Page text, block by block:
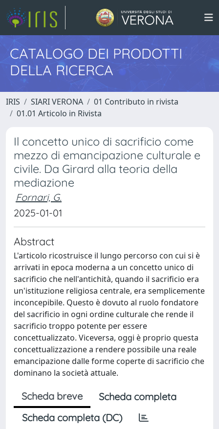
CATALOGO DEI PRODOTTI
DELLA RICERCA
IRIS SIARI VERONA
01 Contributo in rivista
01.01 Articolo in Rivista
Il concetto unico di sacrificio come
mezzo di emancipazione culturale e
civile. Da Girard alla teoria della
mediazione
Fornari, G.
2025-01-01
Abstract
L'articolo ricostruisce il lungo percorso con cui si è
arrivati in epoca moderna a un concetto unico di
sacrificio che nell'antichità, quando il sacrificio era
un'istituzione religiosa centrale, era semplicemente
inconcepibile. Questo è dovuto al ruolo fondatore
del sacrificio in ogni ordine culturale che rende il
sacrificio troppo potente per essere
concettualizzato. Viceversa, oggi è proprio questa
concettualizzazione a rendere possibile una reale
emancipazione dalle forme coperte di sacrificio che
dominano la società attuale.
Scheda breve
Scheda completa
Scheda completa (DC)